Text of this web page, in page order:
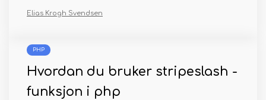
Elias Krogh Svendsen
PHP
Hvordan du bruker stripeslash -
funksjon i php